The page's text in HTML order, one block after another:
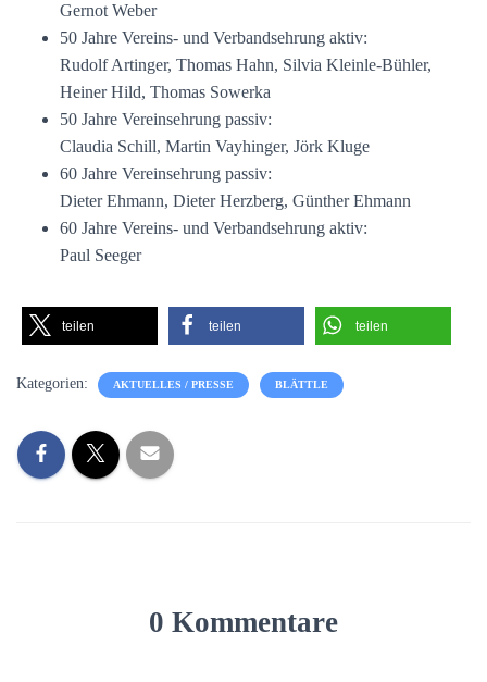
Gernot Weber
50 Jahre Vereins- und Verbandsehrung aktiv:
Rudolf Artinger, Thomas Hahn, Silvia Kleinle-Bühler,
Heiner Hild, Thomas Sowerka
50 Jahre Vereinsehrung passiv:
Claudia Schill, Martin Vayhinger, Jörk Kluge
60 Jahre Vereinsehrung passiv:
Dieter Ehmann, Dieter Herzberg, Günther Ehmann
60 Jahre Vereins- und Verbandsehrung aktiv:
Paul Seeger
teilen teilen teilen
Kategorien: AKTUELLES / PRESSE BLÄTTLE
0 Kommentare